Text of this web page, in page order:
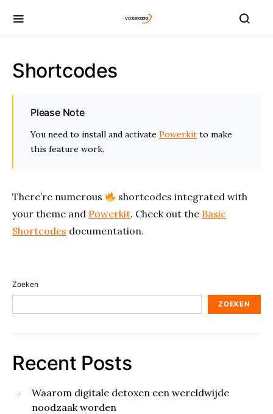
Shortcodes
Please Note
You need to install and activate Powerkit to make
this feature work.
There’re numerous
shortcodes integrated with
your theme and Powerkit. Check out the Basic
Shortcodes documentation.
Zoeken
ZOEKEN
Recent Posts
Waarom digitale detoxen een wereldwijde
noodzaak worden